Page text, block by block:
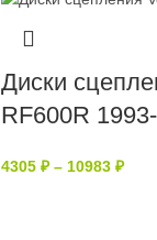
Диски
RF600R
4305 ₽ – 10983 ₽